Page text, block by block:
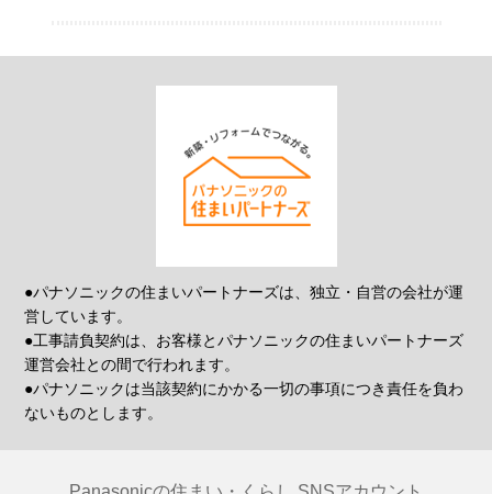
●パナソニックの住まいパートナーズは、独立・自営の会社が運
営しています。
●工事請負契約は、お客様とパナソニックの住まいパートナーズ
運営会社との間で行われます。
●パナソニックは当該契約にかかる一切の事項につき責任を負わ
ないものとします。